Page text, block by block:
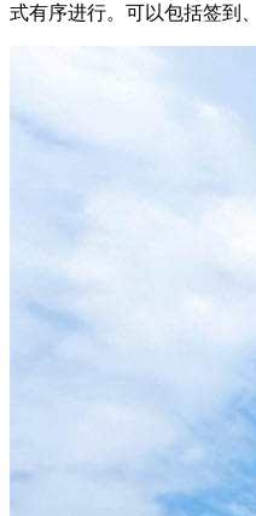
式有序进行。可以包括签到